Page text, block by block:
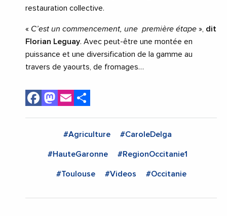
restauration collective.
« C’est un commencement, une première étape », dit
Florian Leguay. Avec peut-être une montée en
puissance et une diversification de la gamme au
travers de yaourts, de fromages…
Facebook
Mastodon
Email
#Agriculture #CaroleDelga
#HauteGaronne #RegionOccitanie1
#Toulouse #Videos #Occitanie